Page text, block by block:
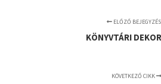
ELŐZŐ BEJEGYZÉS
KÖNYVTÁRI
KÖVETKEZŐ CIKK